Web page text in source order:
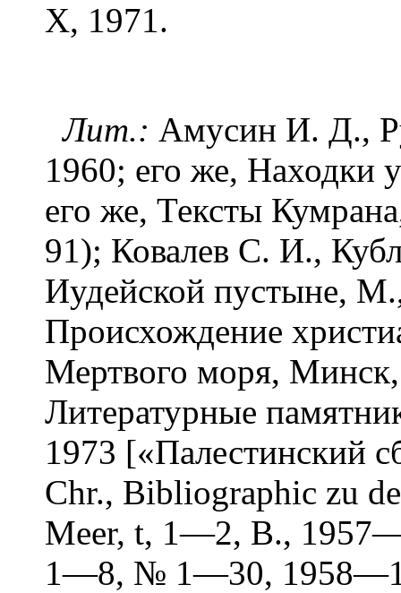
X, 1971.
Лит.: Амусин И. Д.,
1960; его же, Находки
его же, Тексты
91); Ковалев С. И.,
Иудейской пустыне,
Происхождение
Мертвого моря,
Литературные
1973 [«Палестинский
Chr., Bibliographic zu
Meer, t, 1—2, В.,
1—8, № 1—30,